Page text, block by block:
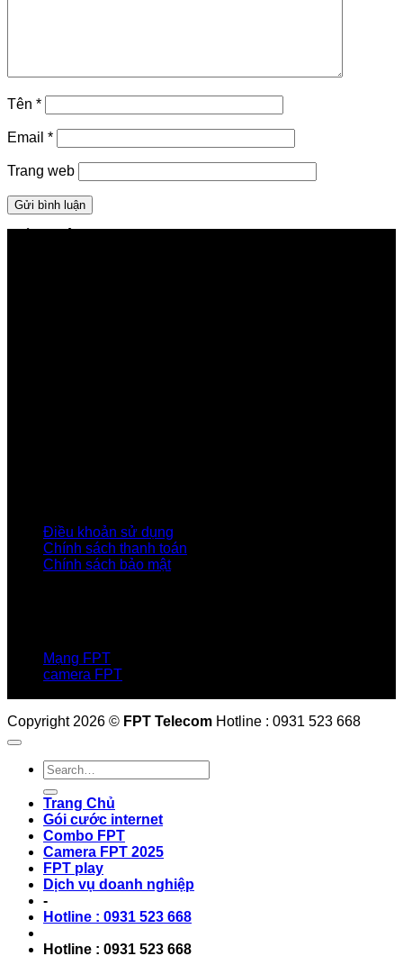
Tên *
Email *
Trang web
Điều khoản sử dụng
Chính sách thanh toán
Chính sách bảo mật
Mạng FPT
camera FPT
Copyright 2026 © FPT Telecom Hotline : 0931 523 668
Trang Chủ
Gói cước internet
Combo FPT
Camera FPT 2025
FPT play
Dịch vụ doanh nghiệp
-
Hotline : 0931 523 668
Hotline : 0931 523 668